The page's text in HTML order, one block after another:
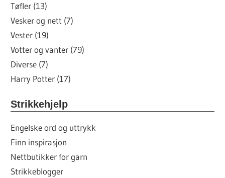
Tøfler (13)
Vesker og nett (7)
Vester (19)
Votter og vanter (79)
Diverse (7)
Harry Potter (17)
Strikkehjelp
Engelske ord og uttrykk
Finn inspirasjon
Nettbutikker for garn
Strikkeblogger